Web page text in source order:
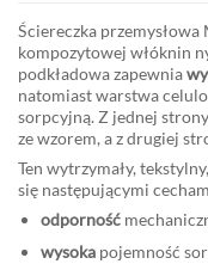
Ściereczka
kompozytowej włóknin
podkładowa zapewnia
natomiast warstwa
sorpcyjną. Z jednej
ze wzorem, a z drugiej
Ten wytrzymały,
się następującymi
odporność
wysokapojemność